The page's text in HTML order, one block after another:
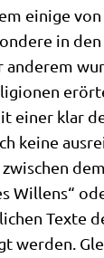
eini­ge
in
ande­rem
einer klar
kei­ne
zwi­schen
Wil­lens“
Tex­te
wer­den.